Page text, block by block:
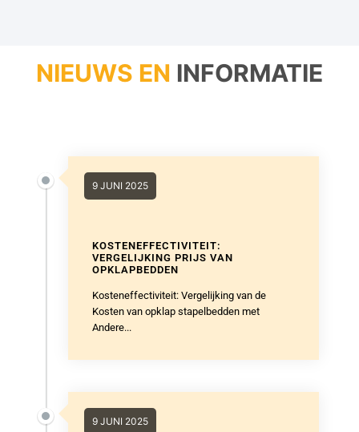
NIEUWS EN INFORMATIE
9 JUNI 2025
KOSTENEFFECTIVITEIT:
VERGELIJKING PRIJS VAN
OPKLAPBEDDEN
Kosteneffectiviteit: Vergelijking van de
Kosten van opklap stapelbedden met
Andere...
9 JUNI 2025